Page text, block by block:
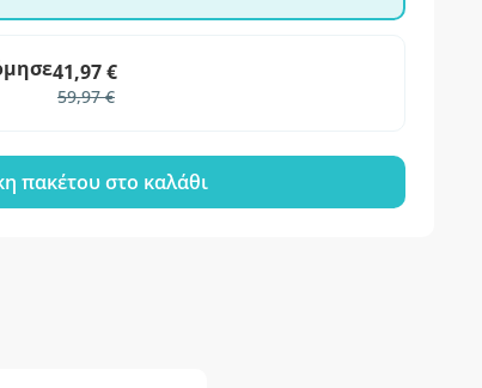
41,97 €
59,97 €
πακέτου στο καλάθι